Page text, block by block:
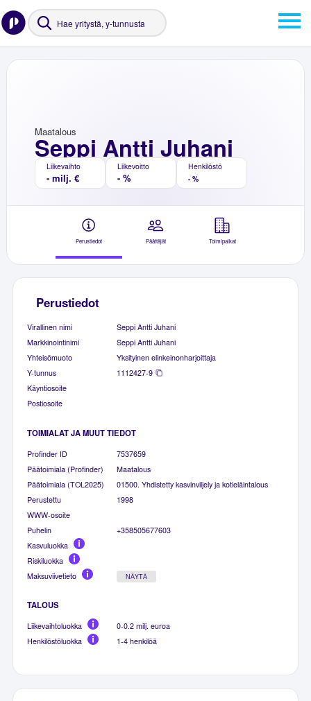
Seppi Antti Juhani
Maatalous
Liikevaihto
- milj. €
Liikevoitto
- %
Henkilöstö
- %
Perustiedot Päättäjät Toimipaikat
Perustiedot
Virallinen nimi
Seppi Antti Juhani
Markkinointinimi
Seppi Antti Juhani
Yhteisömuoto
Yksityinen elinkeinonharjoittaja
Y-tunnus
1112427-9
Käyntiosoite
Postiosoite
TOIMIALAT JA MUUT TIEDOT
Profinder ID
7537659
Päätoimiala (Profinder)
Maatalous
Päätoimiala (TOL2025)
01500. Yhdistetty kasvinviljely ja kotieläintalous
Perustettu
1998
WWW-osoite
Puhelin
+358505677603
Kasvuluokka
Riskiluokka
Maksuviivetieto
NÄYTÄ
TALOUS
Liikevaihtoluokka
0-0.2 milj. euroa
Henkilöstöluokka
1-4 henkilöä